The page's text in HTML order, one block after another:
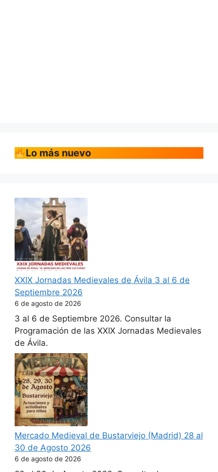
Lo más nuevo
XXIX Jornadas Medievales de Ávila 3 al 6 de
Septiembre 2026
6 de agosto de 2026
3 al 6 de Septiembre 2026. Consultar la
Programación de las XXIX Jornadas Medievales
de Ávila.
Mercado Medieval de Bustarviejo (Madrid) 28 al
30 de Agosto 2026
6 de agosto de 2026